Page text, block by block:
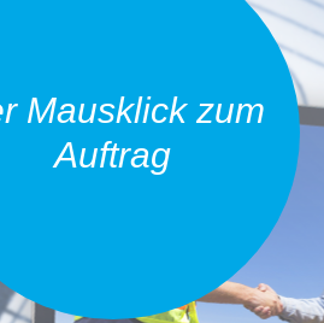
Mausklick zum
Auftrag